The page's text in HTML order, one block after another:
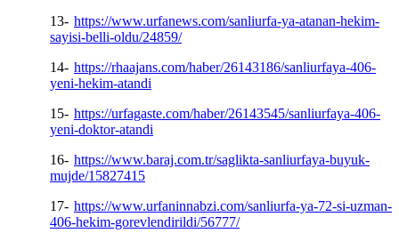
13- https://www.urfanews.com/sanliurfa-ya-atanan-hekim-
sayisi-belli-oldu/24859/
14- https://rhaajans.com/haber/26143186/sanliurfaya-406-
yeni-hekim-atandi
15- https://urfagaste.com/haber/26143545/sanliurfaya-406-
yeni-doktor-atandi
16- https://www.baraj.com.tr/saglikta-sanliurfaya-buyuk-
mujde/15827415
17- https://www.urfaninnabzi.com/sanliurfa-ya-72-si-uzman-
406-hekim-gorevlendirildi/56777/